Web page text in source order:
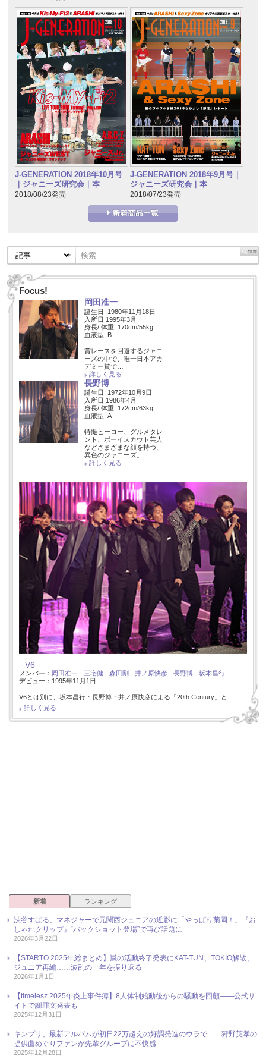
J-GENERATION 2018年10月号
｜ジャニーズ研究会｜本
2018/08/23発売
J-GENERATION 2018年9月号｜
ジャニーズ研究会｜本
2018/07/23発売
Focus!
岡田准一
誕生日: 1980年11月18日
入所日:1995年3月
身長/ 体重: 170cm/55kg
血液型: B
賞レースを回避するジャニ
ーズの中で、唯一日本アカ
デミー賞で…
詳しく見る
長野博
誕生日: 1972年10月9日
入所日:1986年4月
身長/ 体重: 172cm/63kg
血液型: A
特撮ヒーロー、グルメタレ
ント、ボーイスカウト芸人
などさまざまな顔を持つ、
異色のジャニーズ。
詳しく見る
V6
メンバー： 岡田准一 三宅健 森田剛 井ノ原快彦 長野博
坂本昌行
デビュー：1995年11月1日
V6とは別に、坂本昌行・長野博・井ノ原快彦による「20th Century」と…
詳しく見る
新着 ランキング
渋谷すばる、マネジャーで元関西ジュニアの近影に「やっぱり菊岡！」『お
しゃれクリップ』“バックショット登場”で再び話題に
2026年3月22日
【STARTO 2025年総まとめ】嵐の活動終了発表にKAT-TUN、TOKIO解散、
ジュニア再編……波乱の一年を振り返る
2026年1月1日
【timelesz 2025年炎上事件簿】8人体制始動後からの騒動を回顧――公式サ
イトで謝罪文発表も
2025年12月31日
キンプリ、最新アルバムが初日22万超えの好調発進のウラで……狩野英孝の
提供曲めぐりファンが先輩グループに不快感
2025年12月28日